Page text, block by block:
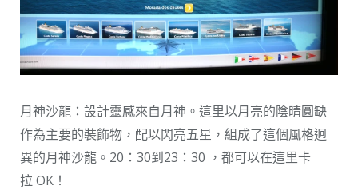
月神沙龍：設計靈感來自月神。這里以月亮的陰晴圓缺
作為主要的裝飾物，配以閃亮五星，組成了這個風格迥
異的月神沙龍。20：30到23：30 ，都可以在這里卡
拉 OK！